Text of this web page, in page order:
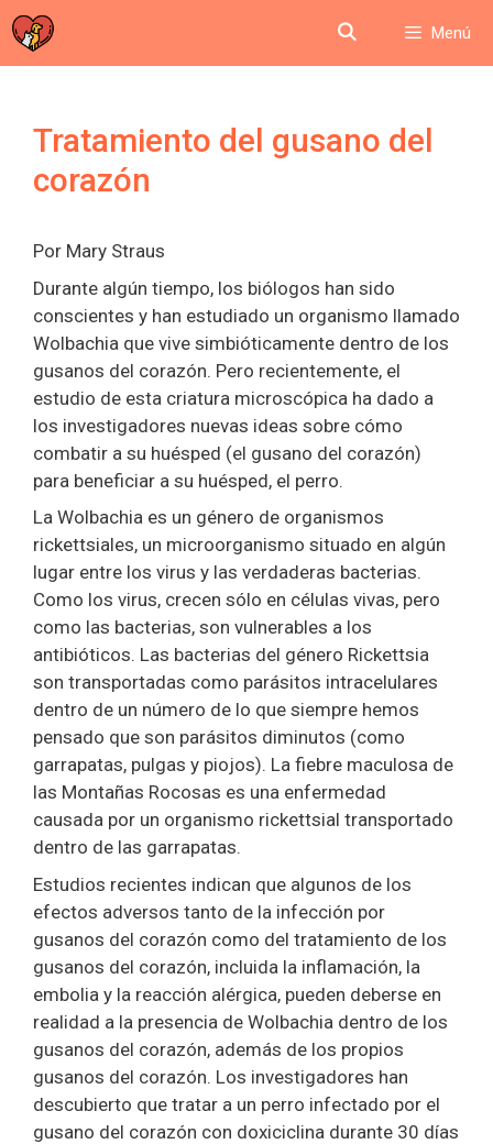
Saltar
al
contenido
Menú
Tratamiento del gusano del
corazón
Por Mary Straus
Durante algún tiempo, los biólogos han sido
conscientes y han estudiado un organismo llamado
Wolbachia que vive simbióticamente dentro de los
gusanos del corazón. Pero recientemente, el
estudio de esta criatura microscópica ha dado a
los investigadores nuevas ideas sobre cómo
combatir a su huésped (el gusano del corazón)
para beneficiar a su huésped, el perro.
La Wolbachia es un género de organismos
rickettsiales, un microorganismo situado en algún
lugar entre los virus y las verdaderas bacterias.
Como los virus, crecen sólo en células vivas, pero
como las bacterias, son vulnerables a los
antibióticos. Las bacterias del género Rickettsia
son transportadas como parásitos intracelulares
dentro de un número de lo que siempre hemos
pensado que son parásitos diminutos (como
garrapatas, pulgas y piojos). La fiebre maculosa de
las Montañas Rocosas es una enfermedad
causada por un organismo rickettsial transportado
dentro de las garrapatas.
Estudios recientes indican que algunos de los
efectos adversos tanto de la infección por
gusanos del corazón como del tratamiento de los
gusanos del corazón, incluida la inflamación, la
embolia y la reacción alérgica, pueden deberse en
realidad a la presencia de Wolbachia dentro de los
gusanos del corazón, además de los propios
gusanos del corazón. Los investigadores han
descubierto que tratar a un perro infectado por el
gusano del corazón con doxiciclina durante 30 días